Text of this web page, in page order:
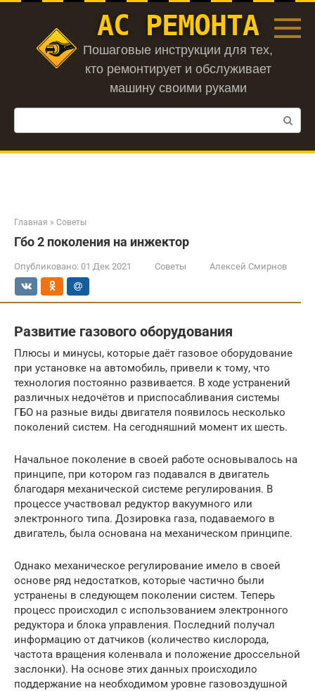
Перейти
АС РЕМОНТА
Пошаговые инструкции для тех,
кто ремонтирует и обслуживает
машину своими руками
Поиск:
Главная » Советы
Гбо 2 поколения на инжектор
Опубликовано: 01 Дек 2021 Советы Алексей Смирнов
Развитие газового оборудования
Плюсы и минусы, которые даёт газовое оборудование
при установке на автомобиль, привели к тому, что
технология постоянно развивается. В ходе устранений
различных недочётов и приспосабливания системы
ГБО на разные виды двигателя появилось несколько
поколений систем. На сегодняшний момент их шесть.
Начальное поколение в своей работе основывалось на
принципе, при котором газ подавался в двигатель
благодаря механической системе регулирования. В
процессе участвовал редуктор вакуумного или
электронного типа. Дозировка газа, подаваемого в
двигатель, была основана на механическом принципе.
Однако механическое регулирование имело в своей
основе ряд недостатков, которые частично были
устранены в следующем поколении систем. Теперь
процесс происходил с использованием электронного
редуктора и блока управления. Последний получал
информацию от датчиков (количество кислорода,
частота вращения коленвала и положение дроссельной
заслонки). На основе этих данных происходило
поддержание на необходимом уровне газовоздушной